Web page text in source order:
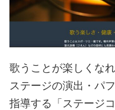
歌うことが楽しくな
ステージの演出・パ
指導する「ステージ